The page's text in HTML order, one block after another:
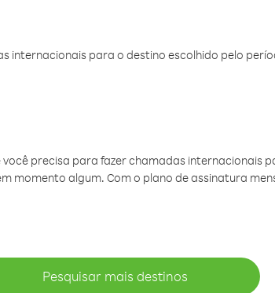
internacionais para o destino escolhido pelo
precisa para fazer chamadas internacionais
momento algum. Com o plano de assinatura
Pesquisar mais destinos